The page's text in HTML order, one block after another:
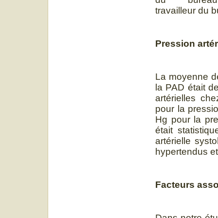
travailleur du
Pression
La moyenne
la PAD était
artérielles
pour la
Hg pour la
était
artérielle
hypertendus
Facteurs